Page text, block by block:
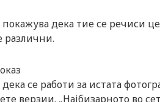
дека тие се речиси
различни.
се работи за истата
верзии. „Најбизарното во